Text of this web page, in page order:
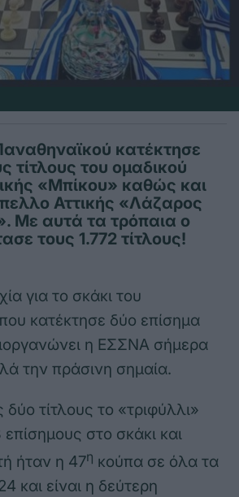
κατέκτησε
τίτλους του ομαδικού
«Μπίκου» καθώς και
Αττικής «Λάζαρος
Με αυτά τα τρόπαια ο
τους 1.772 τίτλους!
για το σκάκι του
κατέκτησε δύο επίσημα
η ΕΣΣΝΑ σήμερα
την πράσινη σημαία.
τίτλους το «τριφύλλι»
στο σκάκι και
ήταν η 47η κούπα σε όλα τα
και είναι η δεύτερη